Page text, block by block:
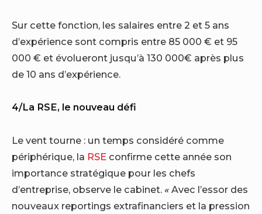
Sur cette fonction, les salaires entre 2 et 5 ans
d’expérience sont compris entre 85 000 € et 95
000 € et évolueront jusqu’à 130 000€ après plus
de 10 ans d’expérience.
4/La RSE, le nouveau défi
Le vent tourne : un temps considéré comme
périphérique, la RSE confirme cette année son
importance stratégique pour les chefs
d’entreprise, observe le cabinet. « Avec l’essor des
nouveaux reportings extrafinanciers et la pression